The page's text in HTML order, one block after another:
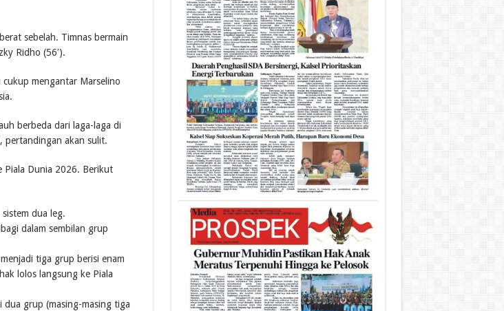
sebelah. Timnas bermain
Ridho (56′).
mengantar Marselino
berbeda dari laga-laga di
pertandingan akan sulit.
Piala Dunia 2026. Berikut
dua leg.
dalam sembilan grup
tiga grup berisi enam
lolos langsung ke Piala
grup (masing-masing tiga